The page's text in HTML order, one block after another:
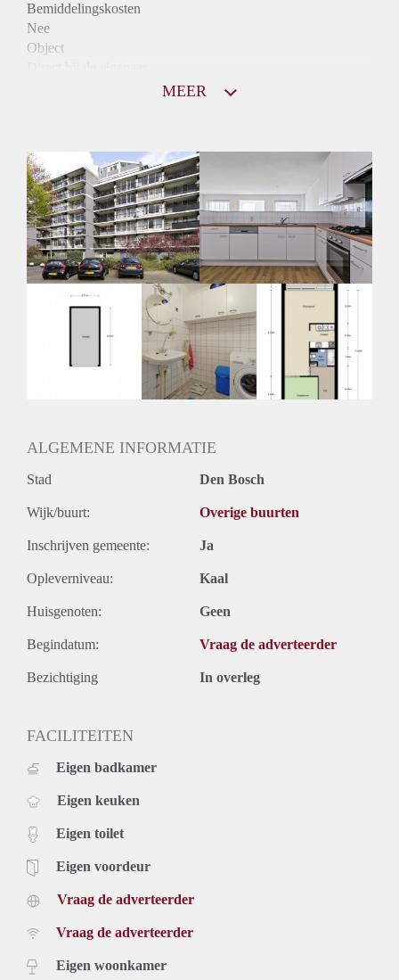
Bemiddelingskosten
Nee
Object
Huurtoeslag
Niet mogelijk
Inkomen eis
2,9 X Maandhuur Bruto
Huurtermijn
Onbepaalde termijn
Oplevering
MEER
ALGEMENE INFORMATIE
Stad Den Bosch
Wijk/buurt: Overige buurten
Inschrijven gemeente: Ja
Opleverniveau: Kaal
Huisgenoten: Geen
Begindatum: Vraag de adverteerder
Bezichtiging In overleg
FACILITEITEN
Eigen badkamer
Eigen keuken
Eigen toilet
Eigen voordeur
Vraag de adverteerder
Vraag de adverteerder
Eigen woonkamer